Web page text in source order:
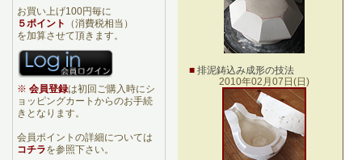
■ 排泥鋳込み成形の技法
2010年02月07日(日)
お買い上げ100円毎に
５ポイント
（消費税相当）
を加算させて頂きます。
※ 会員登録は初回ご購入時にシ
ョッピングカートからのお手続
きとなります。
会員ポイントの詳細については
コチラを参照下さい。